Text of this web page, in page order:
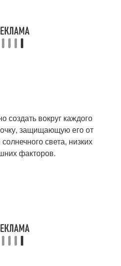
создать вокруг каждого
защищающую его от
света, низких
факторов.